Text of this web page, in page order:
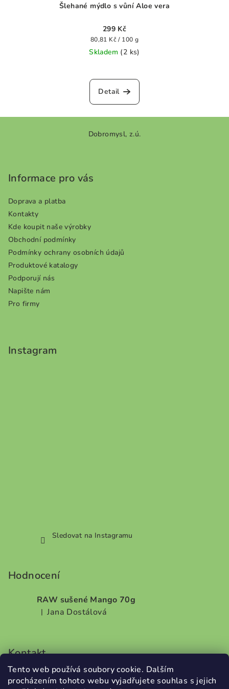
Tento web používá soubory cookie. Dalším
procházením tohoto webu vyjadřujete souhlas s jejich
Šlehané mýdlo s vůní Aloe vera
299 Kč
Měrná
cena:
80,81 Kč / 100 g
Skladem (2 ks)
hodnocení
produktu
z
hvězdiček.
Detail
Dobromysl, z.ú.
Informace pro vás
Doprava a platba
Kontakty
Kde koupit naše výrobky
Obchodní podmínky
Podmínky ochrany osobních údajů
Produktové katalogy
Podporují nás
Napište nám
Pro firmy
Instagram
Sledovat na Instagramu
Hodnocení
RAW sušené Mango 70g
Hodnocení produktu je 5 z 5 hvězdiček.
| Jana Dostálová
Kontakt
info @ dobrodilo.cz
+420732707987